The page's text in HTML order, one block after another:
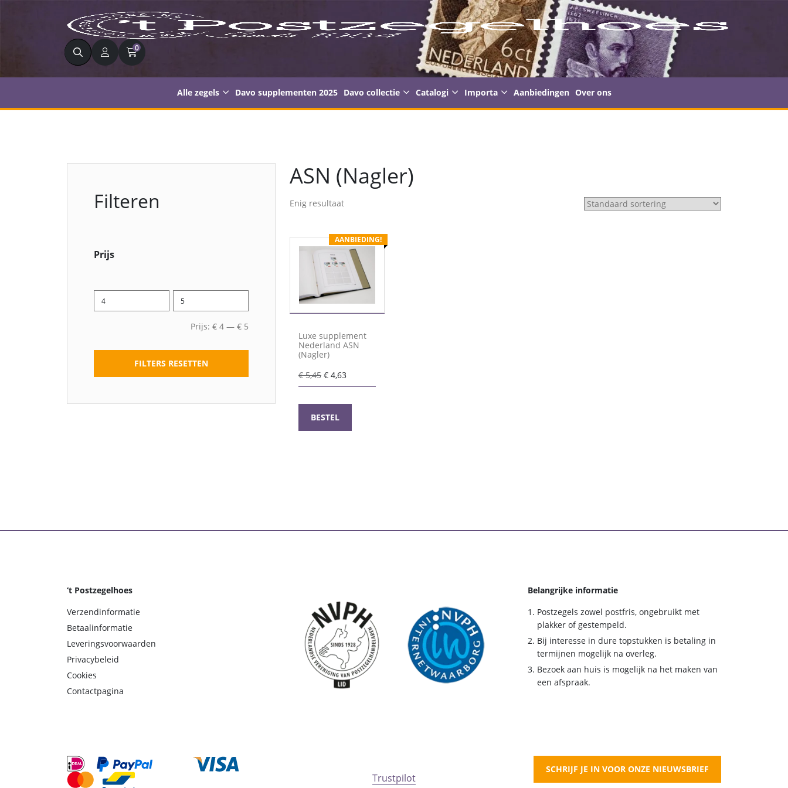
Zoeken 0
Alle zegels Davo supplementen 2025 Davo collectie Catalogi Importa Aanbiedingen Over ons
Filteren
Prijs
Prijs: € 4 — € 5
FILTERS RESETTEN
ASN (Nagler)
Enig resultaat
AANBIEDING!
Luxe supplement
Nederland ASN
(Nagler)
€5,45 Oorspronkelijke
prijs
€ 5,45.
€ 4,63Huidige
prijs
BESTEL
‘t Postzegelhoes
Verzendinformatie
Betaalinformatie
Leveringsvoorwaarden
Privacybeleid
Cookies
Contactpagina
Belangrijke informatie
Postzegels zowel postfris, ongebruikt met
plakker of gestempeld.
Bij interesse in dure topstukken is betaling in
termijnen mogelijk na overleg.
Bezoek aan huis is mogelijk na het maken van
een afspraak.
Trustpilot
SCHRIJF JE IN VOOR ONZE NIEUWSBRIEF